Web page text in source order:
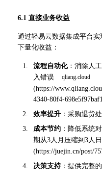
6.1 直接业务收益
通过轻易云数据集成平台
下量化收益：
流程自动化：消除人
入错误
(https://
4340-80f4-698e5f97baf1
效率提升 ：采购退货
成本节约 ：降低系统
期从3人月压缩到3人日
(https://juejin.cn/post/
决策支持：提供完整